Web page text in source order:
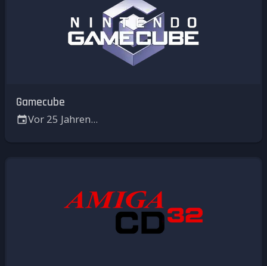
Gamecube
Vor 25 Jahren...